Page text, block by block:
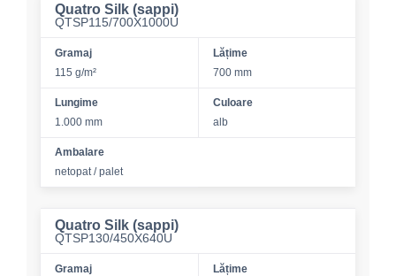
Quatro Silk (sappi)
QTSP115/700X1000U
Gramaj
115 g/m²
Lățime
700 mm
Lungime
1.000 mm
Culoare
alb
Ambalare
netopat / palet
Quatro Silk (sappi)
QTSP130/450X640U
Gramaj
Lățime